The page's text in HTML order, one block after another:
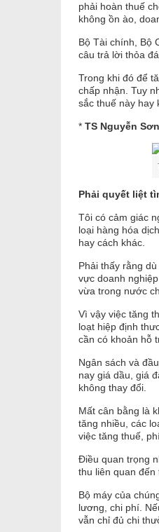
phải hoàn thuế
không ồn ào,
Bộ Tài chính, Bộ
câu trả lời thỏa
Trong khi đó để
chấp nhận. Tuy
sắc thuế này hay
* TS Nguyễn Sơn
Phải quyết liệt
Tôi có cảm giác
loại hàng hóa
hay cách khác.
Phải thấy rằng
vực doanh
vừa trong nước
Vì vậy việc tăng
loạt hiệp định
cần có khoản hỗ
Ngân sách và
nay giá dầu, giá
không thay đổi.
Mất cân bằng là
tăng nhiều, các
việc tăng thuế,
Điều quan trọng
thu liên quan đến
Bộ máy của
lương, chi phí.
vẫn chỉ đủ chi